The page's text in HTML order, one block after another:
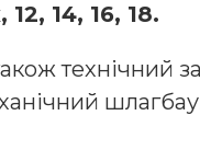
14, 16, 18.
технічний